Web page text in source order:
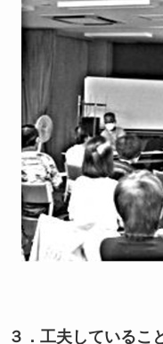
３．工夫しているこ